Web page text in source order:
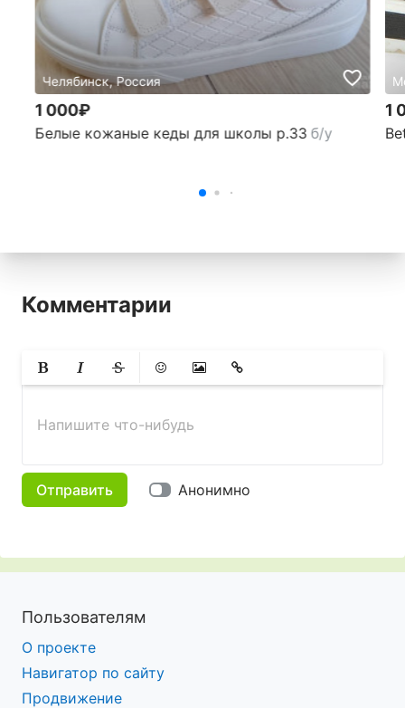
Челябинск, Россия
1 000₽
Белые кожаные кеды для школы р.33 б/у
1
Комментарии
ЖирныйКурсивЗачеркнутый
СмайликиВставить изображение
Вставить ссылку
Напишите что-нибудь
Отправить Анонимно
Пользователям
О проекте
Навигатор по сайту
Продвижение